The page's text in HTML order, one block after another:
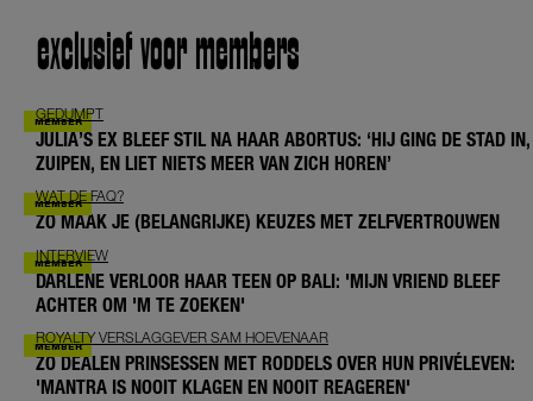
exclusief voor members
GEDUMPT
JULIA’S EX BLEEF STIL NA HAAR ABORTUS: ‘HIJ GING DE STAD IN,
ZUIPEN, EN LIET NIETS MEER VAN ZICH HOREN’
WAT DE FAQ?
ZO MAAK JE (BELANGRIJKE) KEUZES MET ZELFVERTROUWEN
INTERVIEW
DARLENE VERLOOR HAAR TEEN OP BALI: 'MIJN VRIEND BLEEF
ACHTER OM 'M TE ZOEKEN'
ROYALTY VERSLAGGEVER SAM HOEVENAAR
ZO DEALEN PRINSESSEN MET RODDELS OVER HUN PRIVÉLEVEN:
'MANTRA IS NOOIT KLAGEN EN NOOIT REAGEREN'